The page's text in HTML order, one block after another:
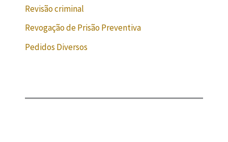
Revisão criminal
Revogação de Prisão Preventiva
Pedidos Diversos